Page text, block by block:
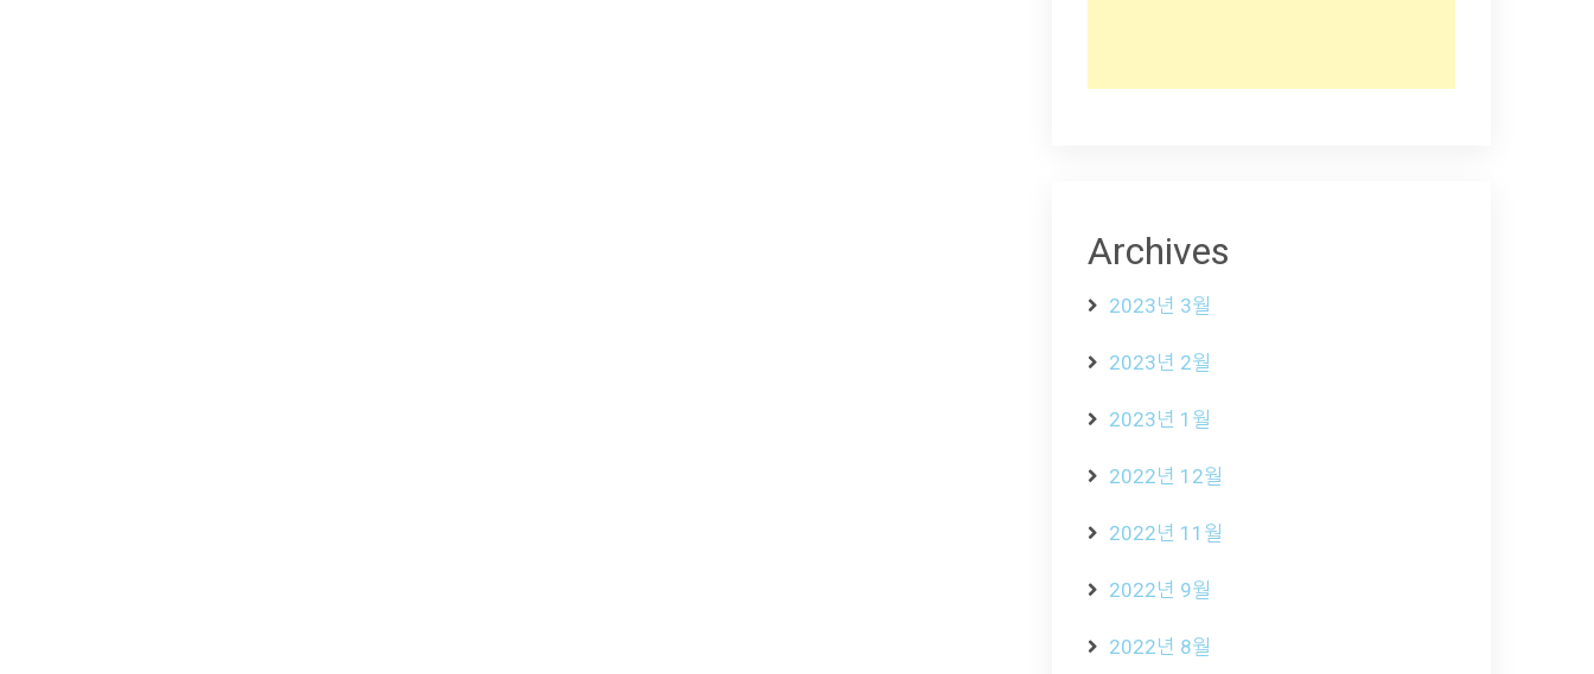
Archives
2023년 3월
2023년 2월
2023년 1월
2022년 12월
2022년 11월
2022년 9월
2022년 8월